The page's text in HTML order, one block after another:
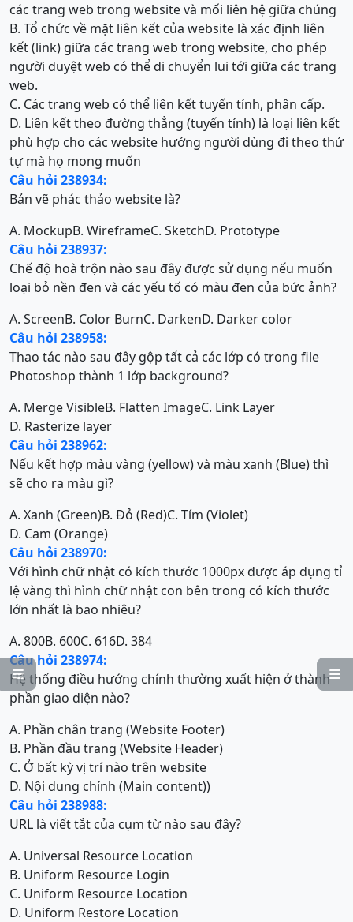


các trang web trong website và mối liên hệ giữa chúng
B. Tổ chức về mặt liên kết của website là xác định liên
kết (link) giữa các trang web trong website, cho phép
người duyệt web có thể di chuyển lui tới giữa các trang
web.
C. Các trang web có thể liên kết tuyến tính, phân cấp.
D. Liên kết theo đường thẳng (tuyến tính) là loại liên kết
phù hợp cho các website hướng người dùng đi theo thứ
tự mà họ mong muốn
Câu hỏi 238934:
Bản vẽ phác thảo website là?
A. MockupB. WireframeC. SketchD. Prototype
Câu hỏi 238937:
Chế độ hoà trộn nào sau đây được sử dụng nếu muốn
loại bỏ nền đen và các yếu tố có màu đen của bức ảnh?
A. ScreenB. Color BurnC. DarkenD. Darker color
Câu hỏi 238958:
Thao tác nào sau đây gộp tất cả các lớp có trong file
Photoshop thành 1 lớp background?
A. Merge VisibleB. Flatten ImageC. Link Layer
D. Rasterize layer
Câu hỏi 238962:
Nếu kết hợp màu vàng (yellow) và màu xanh (Blue) thì
sẽ cho ra màu gì?
A. Xanh (Green)B. Đỏ (Red)C. Tím (Violet)
D. Cam (Orange)
Câu hỏi 238970:
Với hình chữ nhật có kích thước 1000px được áp dụng tỉ
lệ vàng thì hình chữ nhật con bên trong có kích thước
lớn nhất là bao nhiêu?
A. 800B. 600C. 616D. 384
Câu hỏi 238974:
Hệ thống điều hướng chính thường xuất hiện ở thành
phần giao diện nào?
A. Phần chân trang (Website Footer)
B. Phần đầu trang (Website Header)
C. Ở bất kỳ vị trí nào trên website
D. Nội dung chính (Main content))
Câu hỏi 238988:
URL là viết tắt của cụm từ nào sau đây?
A. Universal Resource Location
B. Uniform Resource Login
C. Uniform Resource Location
D. Uniform Restore Location